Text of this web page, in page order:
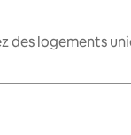
des logements
sont affichés,